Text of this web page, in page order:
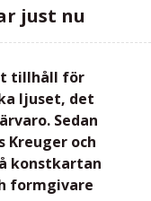
just nu
tillhåll för
ljuset, det
Sedan
Kreuger och
konstkartan
formgivare